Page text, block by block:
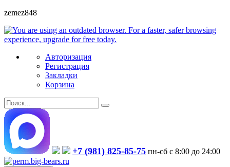
zemez848
Авторизация
Регистрация
Закладки
Корзина
+7 (981) 825-85-75 пн-сб с 8:00 до 24:00